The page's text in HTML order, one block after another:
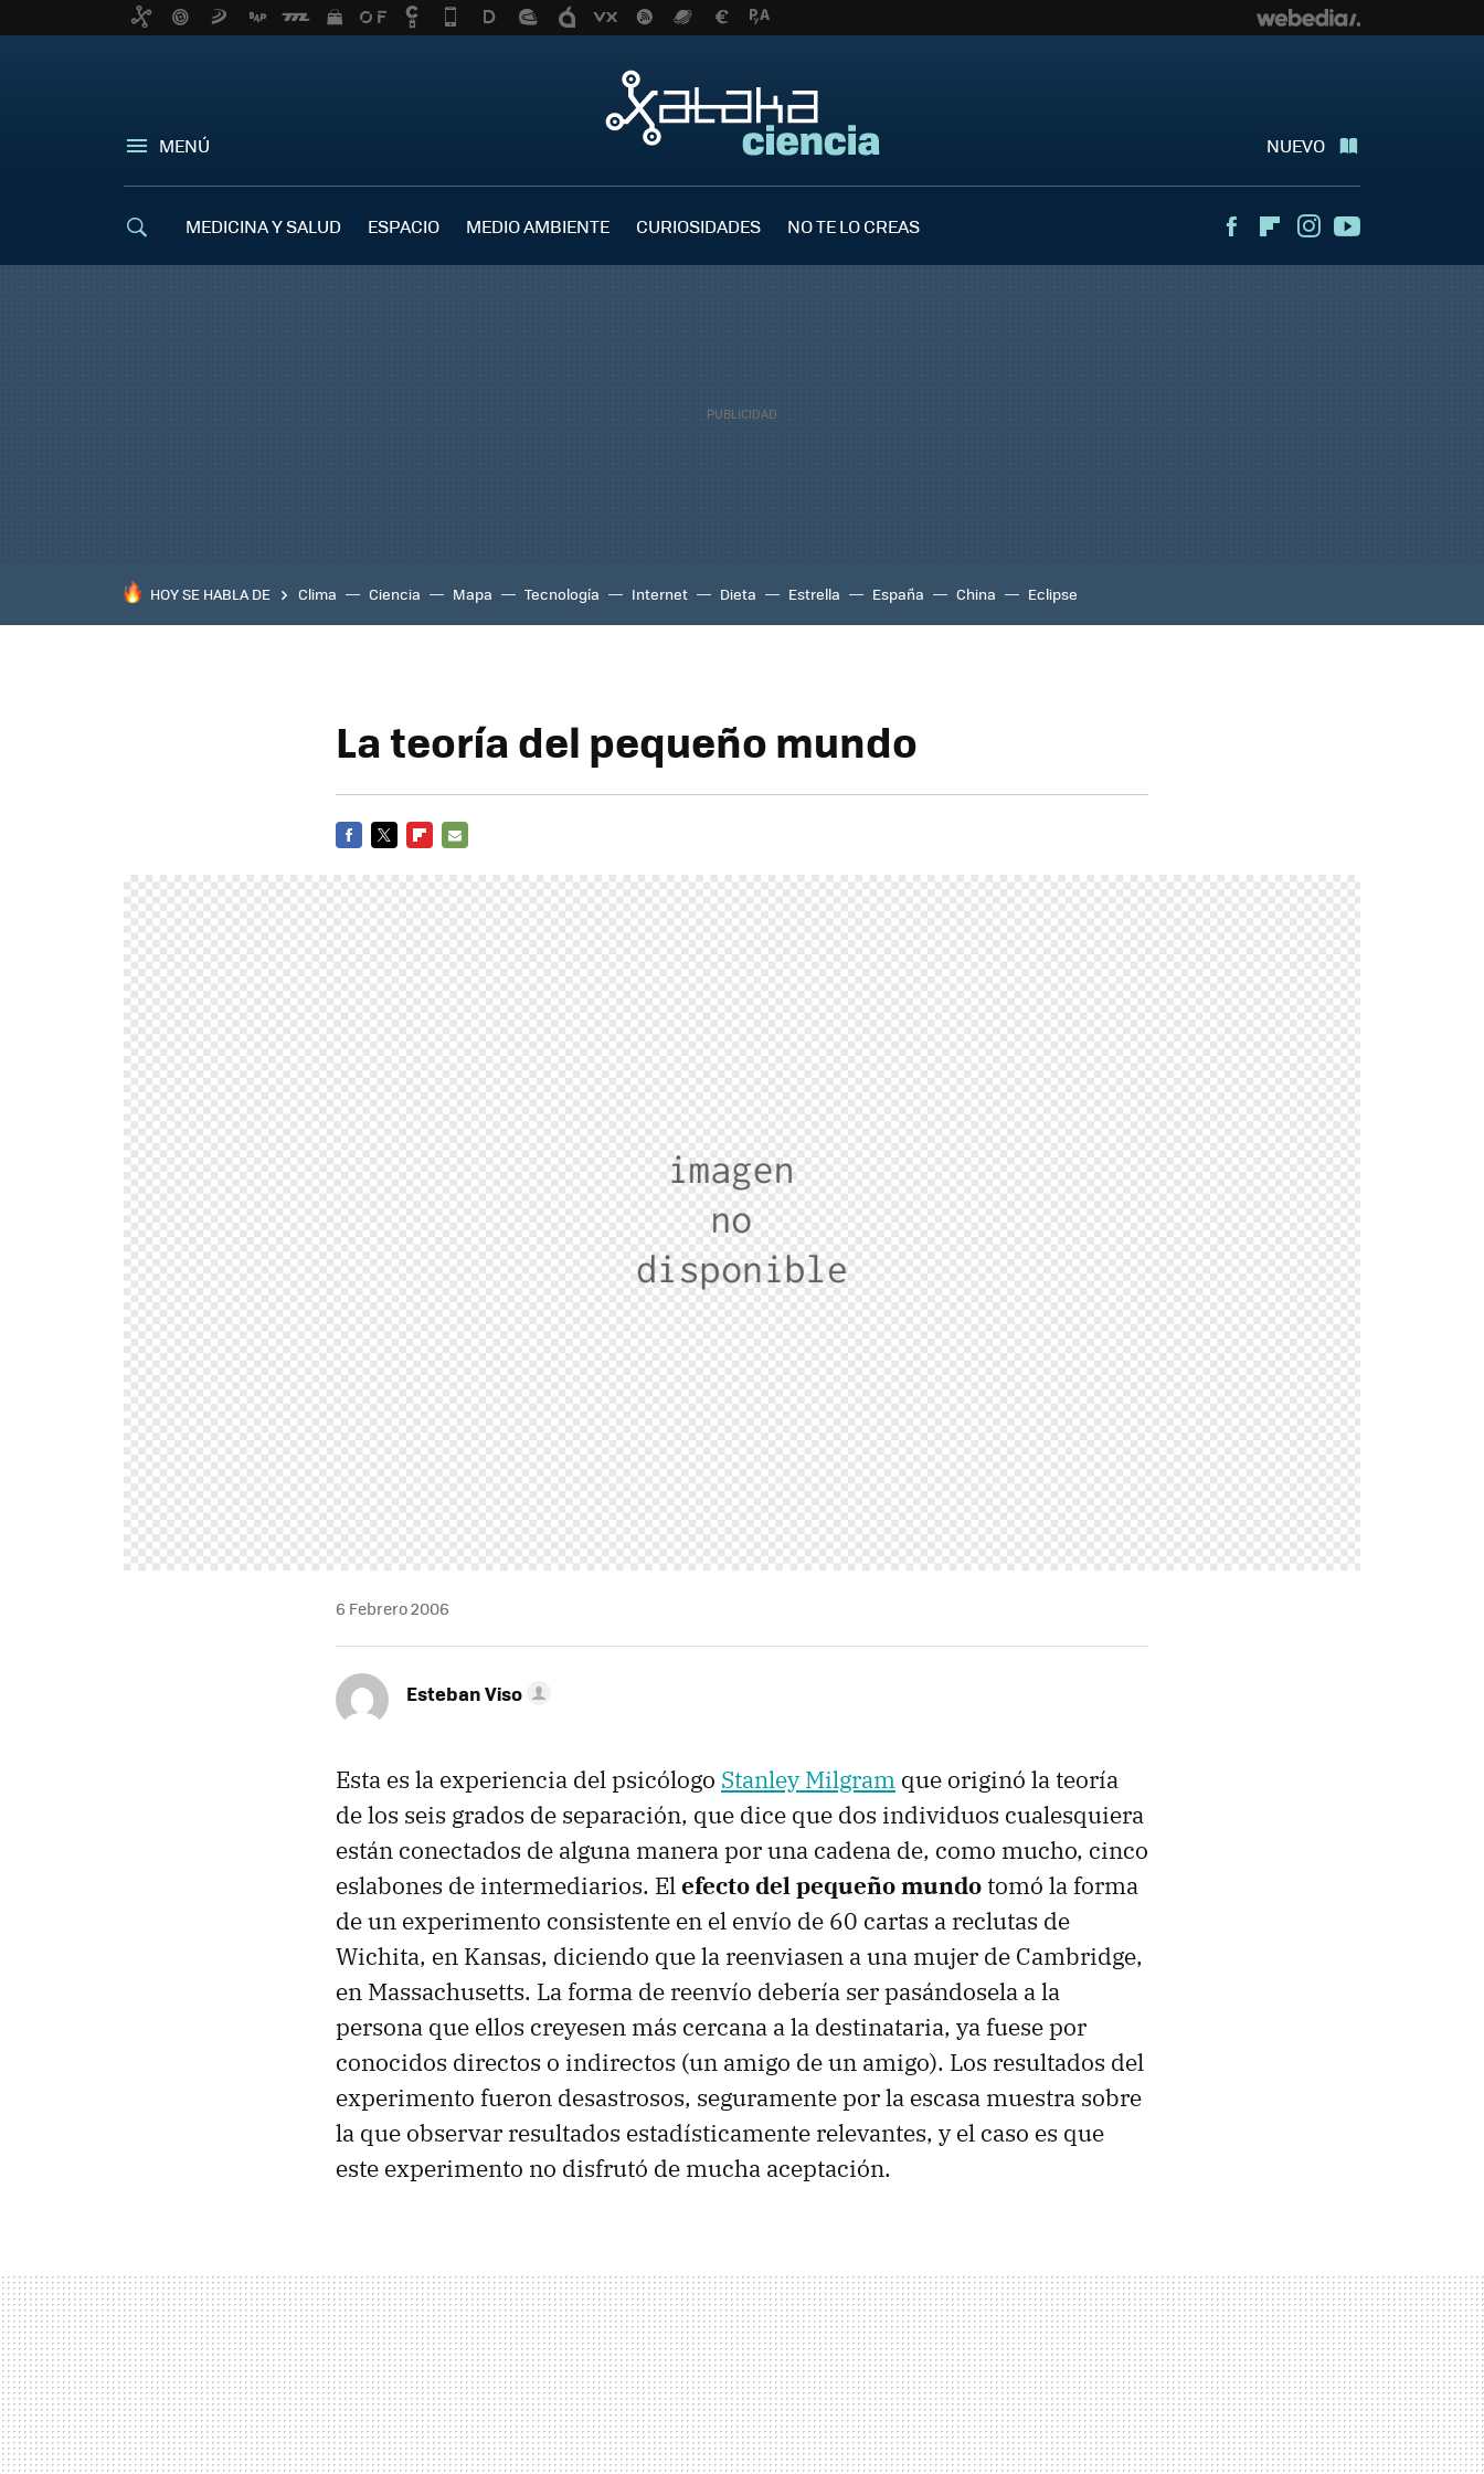
MENÚ NUEVO
MEDICINA Y SALUD ESPACIO MEDIO AMBIENTE CURIOSIDADES NO TE LO CREAS FacebookFlipboardInstagram
HOY SE HABLA DE Clima Ciencia Mapa Tecnología Internet Dieta Estrella España China Eclipse
La teoría del pequeño mundo
6 Febrero 2006
Esteban Viso
Esta es la experiencia del psicólogo Stanley Milgram que originó la teoría
de los seis grados de separación, que dice que dos individuos cualesquiera
están conectados de alguna manera por una cadena de, como mucho, cinco
eslabones de intermediarios. Elefecto del pequeño mundo tomó la forma
de un experimento consistente en el envío de 60 cartas a reclutas de
Wichita, en Kansas, diciendo que la reenviasen a una mujer de Cambridge,
en Massachusetts. La forma de reenvío debería ser pasándosela a la
persona que ellos creyesen más cercana a la destinataria, ya fuese por
conocidos directos o indirectos (un amigo de un amigo). Los resultados del
experimento fueron desastrosos, seguramente por la escasa muestra sobre
la que observar resultados estadísticamente relevantes, y el caso es que
este experimento no disfrutó de mucha aceptación.